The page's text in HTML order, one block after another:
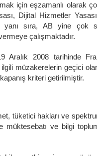
için eşzamanlı olarak
Dijital Hizmetler
yanı sıra, AB yine
çalışmaktadır.
2008 tarihinde
ilgili müzakerelerin geçici
kriteri getirilmiştir.
tüketici hakları ve
müktesebatı ve bilgi